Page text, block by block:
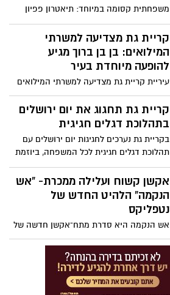
משפחתית קסומה במיוחד: תיאטרון פפיון
חוזר לספרייה העירונית עם הצגת הילדים
החדשה ״אח חדש במשפחה״ – הצגה
מרגשת, מצחיקה ומלאת קסם המיועדת
לילדים בגילאי 3 עד 7.
קריית גת מצדיעה למשרתי
המילואים: בן בן ברוך מגיע
להופעה מיוחדת בעיר
עיריית קריית גת מצדיעה למשרתי המילואים
ומזמינה אותם לערב מיוחד של הומור וצחוק
עם הסטנדאפיסט בן בן ברוך, שיגיע להופיע
בהיכל התרבות בעיר.
קריית גת תחגוג את יום ירושלים
בתהלוכת דגלים חגיגית
בקריית גת נערכים לחגיגות יום ירושלים עם
תהלוכת דגלים חגיגית לכל המשפחה, ביוזמת
עיריית קריית גת ורשת המתנ״סים העירונית.
אקשן קשוח ועלילה ממכרת- “אש
הנקמה” הלהיט החדש של
נטפליקס
אש הנקמה היא סדרת מתח־אקשן חדשה של
Netflix שעלתה ב-2026 ומבוססת על סדרת
הספרים Man on Fire מאת איי.ג'יי. קווינל .
העלילה עוקבת אחרי ג'ון קריסי, לוחם כוחות
מיוחדים ושכיר חרב לשעבר הסובל
מפוסט־טראומה קשה. קריסי יוצא למסע